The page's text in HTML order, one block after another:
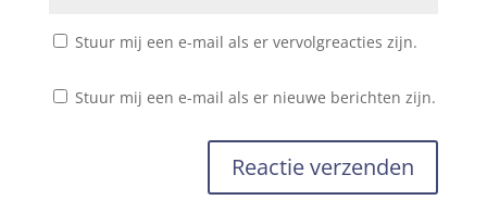
Stuur mij een e-mail als er vervolgreacties zijn.
Stuur mij een e-mail als er nieuwe berichten zijn.